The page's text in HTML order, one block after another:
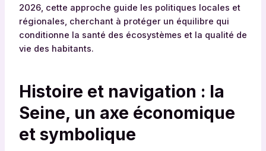
2026, cette approche guide les politiques locales et
régionales, cherchant à protéger un équilibre qui
conditionne la santé des écosystèmes et la qualité de
vie des habitants.
Histoire et navigation : la
Seine, un axe économique
et symbolique